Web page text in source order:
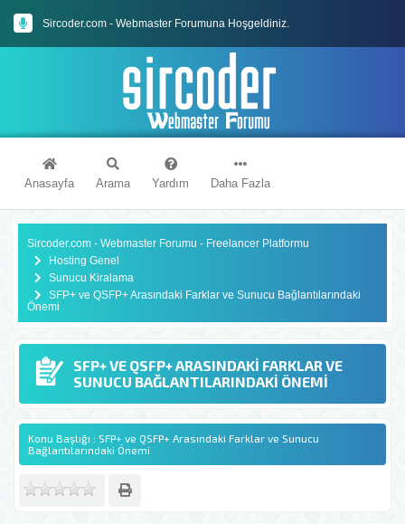
Sircoder.com Webmaster Forumu Kuralları
Sircoder.com - Webmaster Forumuna Hoşgeldiniz.
Anasayfa Arama Yardım Daha Fazla
Sircoder.com - Webmaster Forumu - Freelancer Platformu
Hosting Genel
Sunucu Kiralama
SFP+ ve QSFP+ Arasındaki Farklar ve Sunucu Bağlantılarındaki
Önemi
SFP+ VE QSFP+ ARASINDAKI FARKLAR VE
SUNUCU BAĞLANTILARINDAKI ÖNEMI
Konu Başlığı : SFP+ ve QSFP+ Arasındaki Farklar ve Sunucu
Bağlantılarındaki Önemi